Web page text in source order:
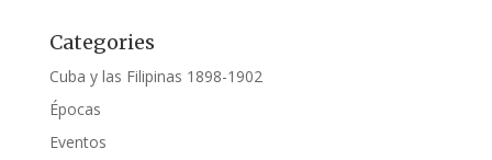
Categories
Cuba y las Filipinas 1898-1902
Épocas
Eventos